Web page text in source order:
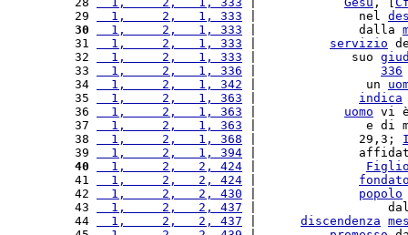
29
  1,     2,   1, 333
|              nel
30
  1,     2,   1, 333
|              dalla
31
  1,     2,   1, 333
servizio
32
  1,     2,   1, 333
|             suo
33
  1,     2,   1, 336
336
34
  1,     2,   1, 342
|               un
35
  1,     2,   1, 363
indica
36
  1,     2,   1, 363
uomo vi
37
  1,     2,   1, 363
|               e di
38
  1,     2,   1, 368
|              29,3;
39
  1,     2,   1, 394
|
40
  1,     2,   2, 424
41
  1,     2,   2, 424
42
  1,     2,   2, 430
popolo
43
  1,     2,   2, 437
|
44
  1,     2,   2, 437
discendenza